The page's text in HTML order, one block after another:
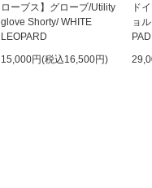
ローブス】グローブ/Utility
glove Shorty/ WHITE
LEOPARD
15,000円(税込16,500円)
ド
ョ